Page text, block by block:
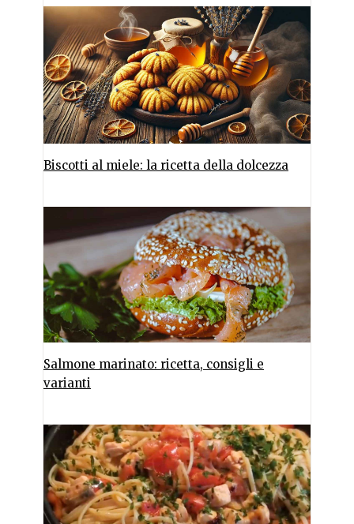
Biscotti al miele: la ricetta della dolcezza
Salmone marinato: ricetta, consigli e
varianti